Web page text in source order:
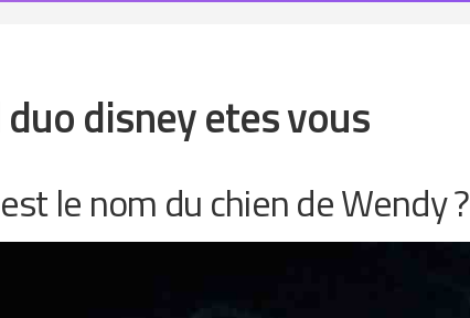
duo disney etes vous
le nom du chien de Wendy ?